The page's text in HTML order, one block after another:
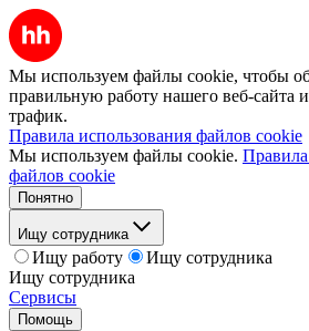
Мы используем файлы cookie, чтобы
правильную работу нашего веб-сайта
трафик.
Правила использования файлов cookie
Мы используем файлы cookie.
файлов cookie
Понятно
Ищу сотрудника
Ищу работу
Ищу сотрудника
Ищу сотрудника
Сервисы
Помощь